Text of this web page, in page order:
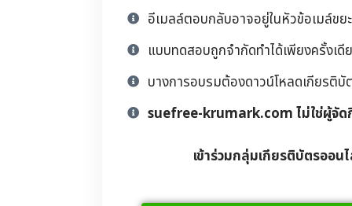
อีเมลล์ตอบกลับอาจอยู่ในหัวข้อเมล์ข
แบบทดสอบถูกจำกัดทำได้เพียงครั้งเดี
บางการอบรมต้องดาวน์โหลดเกียรติ
suefree-krumark.com ไม่ใช่ผู้จัด
เข้าร่วมกลุ่มเกียรติบัตรออ